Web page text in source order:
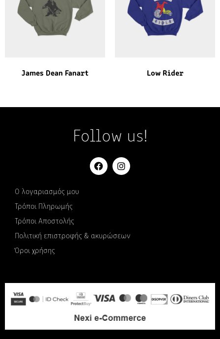
James Dean Fanart Low Rider
Follow us!
Ο λογαριασμός μου
Τρόποι Πληρωμής
Τρόποι Αποστολής
Πολιτική επιστροφής & ακυρώσεων
Όροι χρήσης